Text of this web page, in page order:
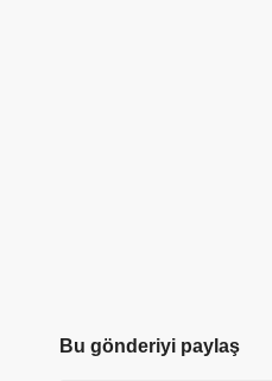
Bu gönderiyi paylaş